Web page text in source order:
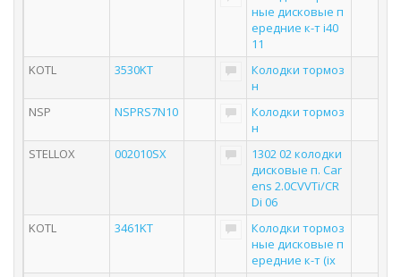
ные дисковые п
ередние к-т i40
11
KOTL
3530KT
Колодки тормоз
н
NSP
NSPRS7N10
Колодки тормоз
н
STELLOX
002010SX
1302 02 колодки
дисковые п. Car
ens 2.0CVVTi/CR
Di 06
KOTL
3461KT
Колодки тормоз
ные дисковые п
ередние к-т (ix